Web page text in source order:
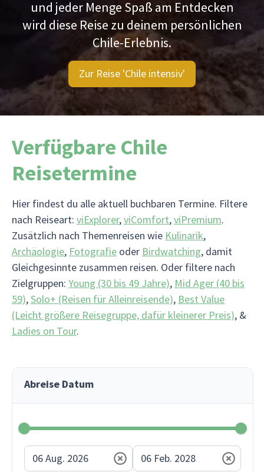
und jeder Menge Spaß am Entdecken
wird diese Reise zu deinem persönlichen
Chile-Erlebnis.
Zur Reise 'Chile intensiv'
Verfügbare Chile
Reisetermine
Hier findest du alle aktuell buchbaren Termine. Filtere
nach Reiseart: viExplorer,viComfort,viPremium.
Zusätzlich nach Themenreisen wie Kulinarik,
Archäologie, Fotografie oder Birdwatching, damit
Gleichgesinnte zusammen reisen. Oder filtere nach
Zielgruppen: Young (30 bis 49 Jahre), Mid Ager (40 bis
59),Solo+ (Reisen für Alleinreisende), Best Value
(Leicht größere Reisegruppe, dafür kleinerer Preis), &
Ladies on Tour.
Abreise Datum